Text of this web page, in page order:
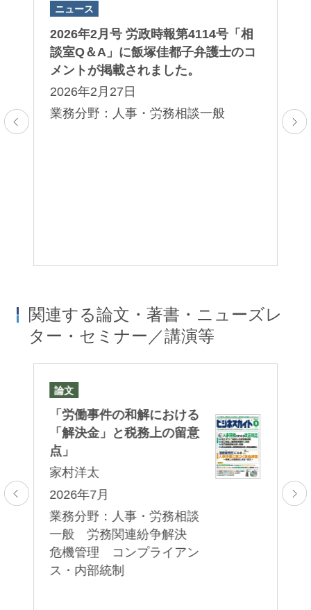
ニュース
2026年2月号 労政時報第4114号「相
談室Q＆A」に飯塚佳都子弁護士のコ
メントが掲載されました。
2026年2月27日
業務分野：人事・労務相談一般
業
関連する論文・著書・ニューズレ
ター・セミナー／講演等
論文
「労働事件の和解における
「解決金」と税務上の留意
点」
家村洋太
2026年7月
業務分野：人事・労務相談
一般 労務関連紛争解決
危機管理 コンプライアン
ス・内部統制